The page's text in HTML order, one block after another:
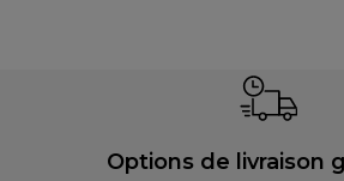
Options de livraison